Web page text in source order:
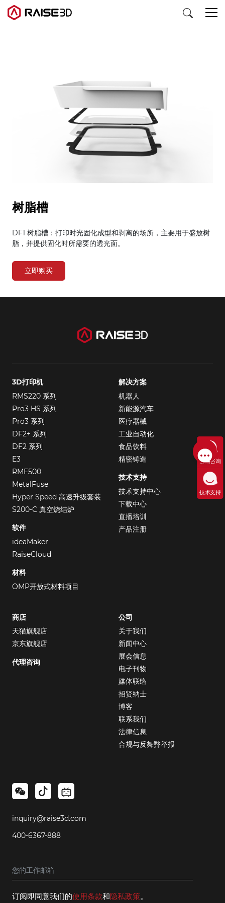
树脂槽
DF1 树脂槽：打印时光固化成型和剥离的场所，主要用于盛放树
脂，并提供固化时所需要的透光面。
立即购买
3D打印机
RMS220 系列
Pro3 HS 系列
Pro3 系列
DF2+ 系列
DF2 系列
E3
RMF500
MetalFuse
Hyper Speed 高速升级套装
S200-C 真空烧结炉
软件
ideaMaker
RaiseCloud
材料
OMP开放式材料项目
解决方案
机器人
新能源汽车
医疗器械
工业自动化
食品饮料
精密铸造
技术支持
技术支持中心
下载中心
直播培训
产品注册
商店
天猫旗舰店
京东旗舰店
代理咨询
公司
关于我们
新闻中心
展会信息
电子刊物
媒体联络
招贤纳士
博客
联系我们
法律信息
合规与反舞弊举报
inquiry@raise3d.com
400-6367-888
订阅即同意我们的使用条款和隐私政策。
售前咨询
技术支持